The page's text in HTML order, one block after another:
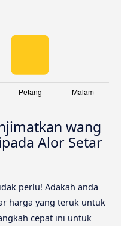
wang
Alor Setar
perlu! Adakah anda
harga yang teruk untuk
cepat ini untuk